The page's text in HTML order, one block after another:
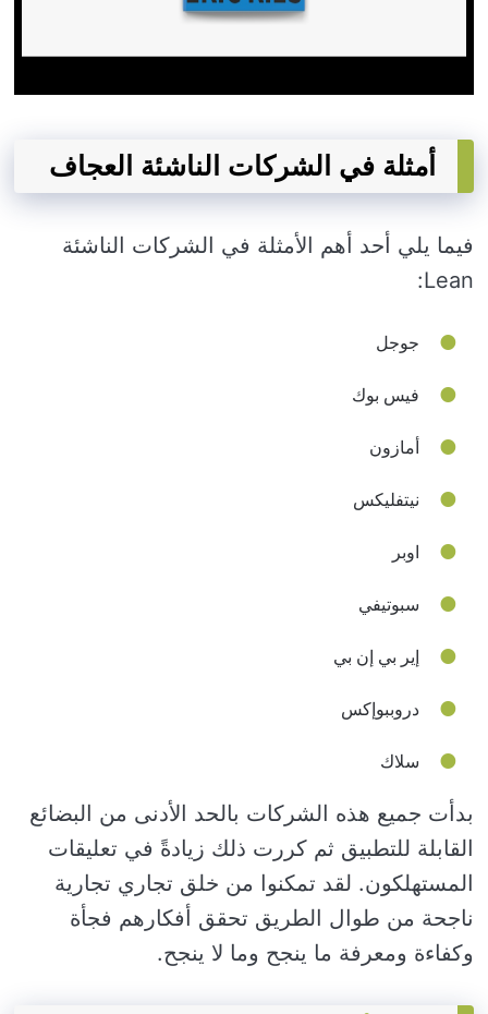
أمثلة في الشركات الناشئة العجاف
فيما يلي أحد أهم الأمثلة في الشركات الناشئة
Lean:
جوجل
فيس بوك
أمازون
نيتفليكس
اوبر
سبوتيفي
إير بي إن بي
دروببوإكس
سلاك
بدأت جميع هذه الشركات بالحد الأدنى من البضائع
القابلة للتطبيق ثم كررت ذلك زيادةً في تعليقات
المستهلكون. لقد تمكنوا من خلق تجاري تجارية
ناجحة من طوال الطريق تحقق أفكارهم فجأة
وكفاءة ومعرفة ما ينجح وما لا ينجح.